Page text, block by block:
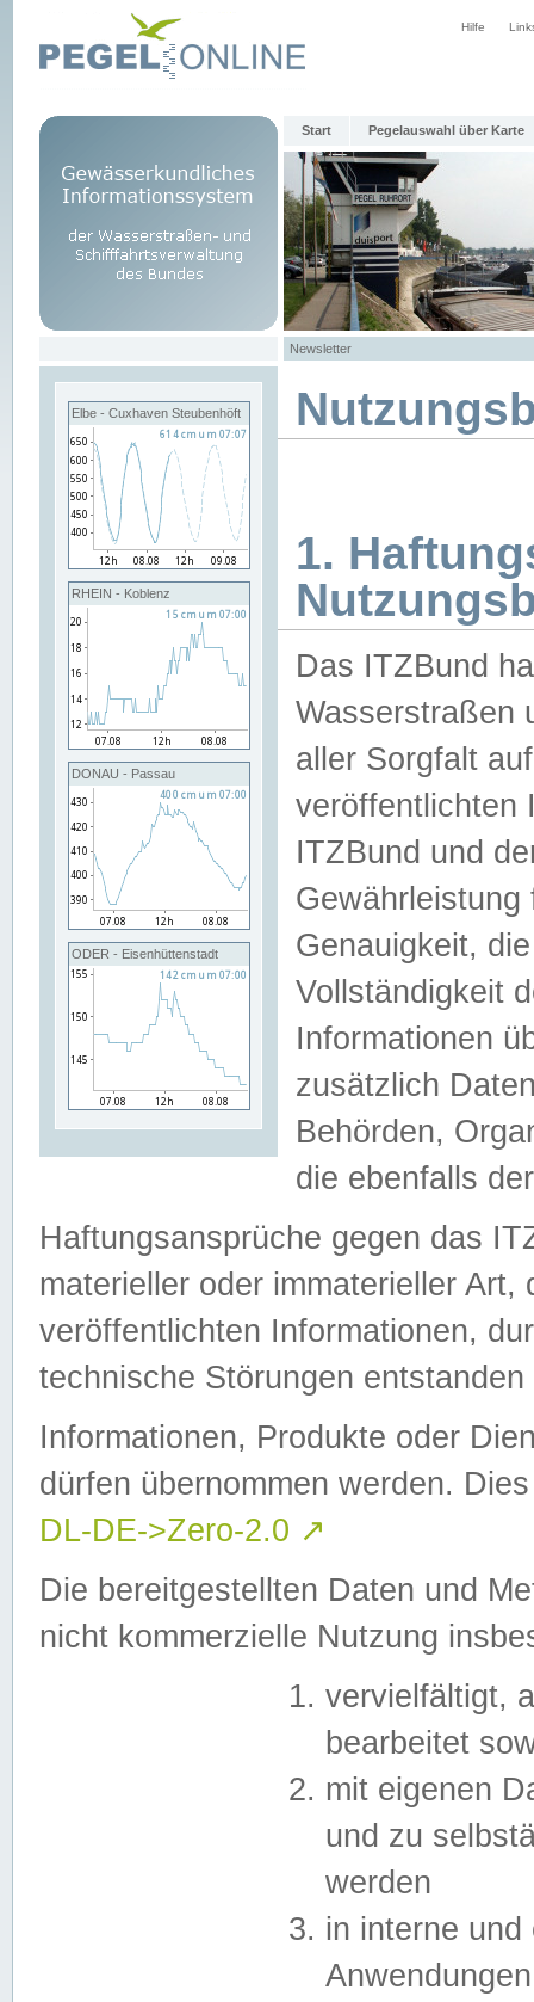
Hilfe
Start Pegelauswahl über Karte
Newsletter
Elbe - Cuxhaven Steubenhöft
RHEIN - Koblenz
DONAU - Passau
ODER - Eisenhüttenstadt
1.
Das ITZBund
Wasserstraßen
aller Sorgfalt
veröffentlichten
ITZBund und
Genauigkeit,
Vollständigkeit
Informationen
zusätzlich
Behörden,
die ebenfalls
Haftungsansprüche gegen das
materieller oder immaterieller
veröffentlichten Informationen,
technische Störungen
Informationen, Produkte oder
dürfen übernommen werden.
DL-DE->Zero-2.0 ↗
Die bereitgestellten Daten und
nicht kommerzielle Nutzung
vervielfältigt,
bearbeitet
mit eigenen
und zu
werden
in interne